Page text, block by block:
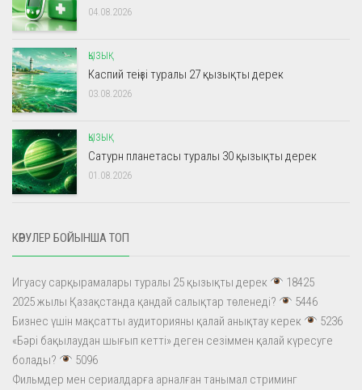
04.08.2026
ҚЫЗЫҚ
Каспий теңізі туралы 27 қызықты дерек
03.08.2026
ҚЫЗЫҚ
Сатурн планетасы туралы 30 қызықты дерек
01.08.2026
КӨРУЛЕР БОЙЫНША ТОП
Игуасу сарқырамалары туралы 25 қызықты дерек
18425
2025 жылы Қазақстанда қандай салықтар төленеді?
5446
Бизнес үшін мақсатты аудиторияны қалай анықтау керек
5236
«Бәрі бақылаудан шығып кетті» деген сезіммен қалай күресуге
болады?
5096
Фильмдер мен сериалдарға арналған танымал стриминг